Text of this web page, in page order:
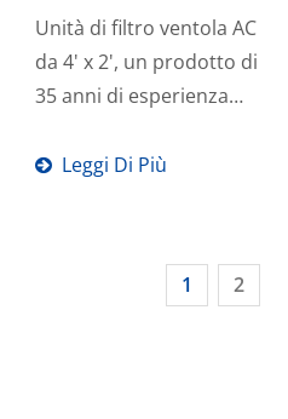
Unità di filtro ventola AC
da 4' x 2', un prodotto di
35 anni di esperienza
Leggi Di Più
1 2